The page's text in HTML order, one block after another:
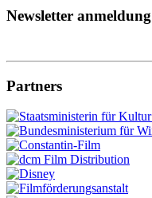
Newsletter anmeldung
Partners